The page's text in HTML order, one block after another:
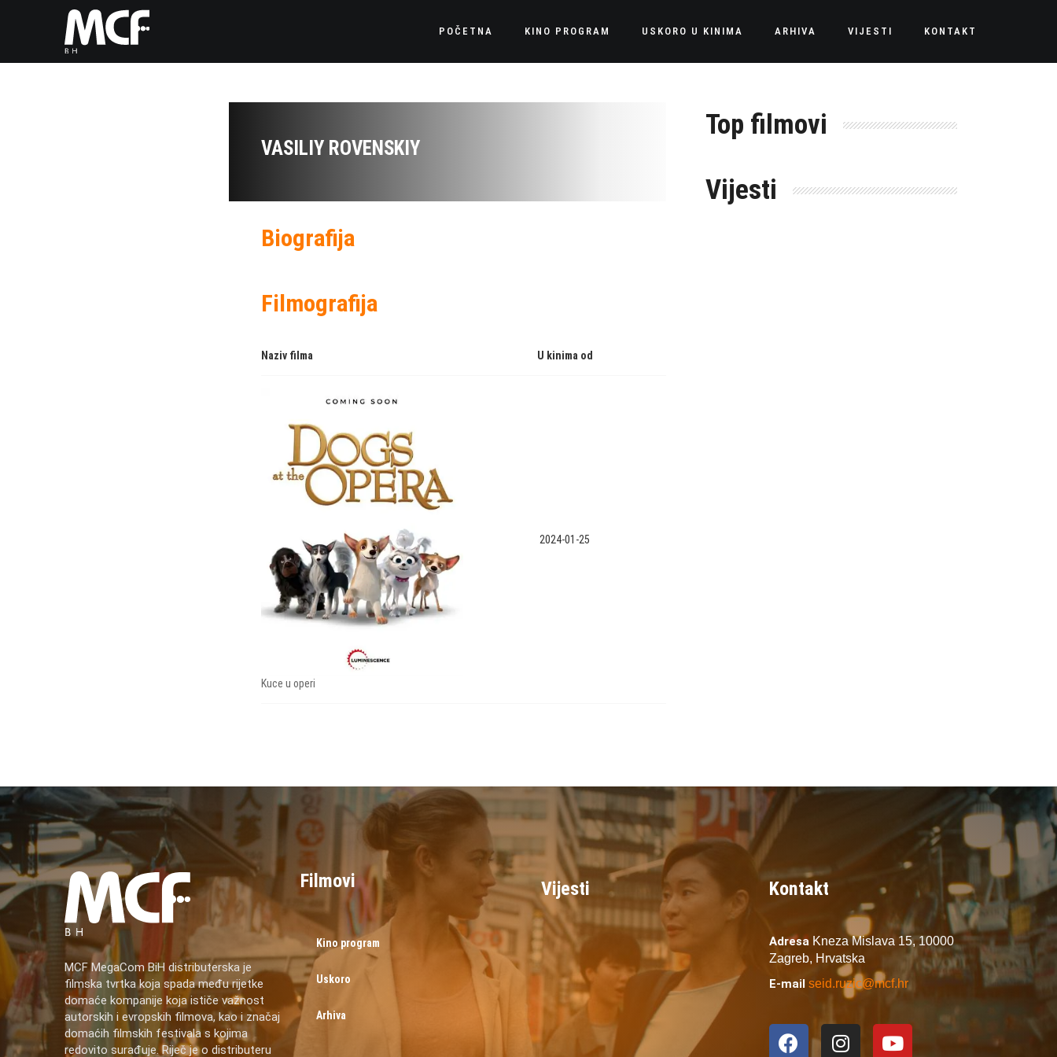
POČETNA KINO PROGRAM USKORO U KINIMA ARHIVA VIJESTI KONTAKT
VASILIY ROVENSKIY
Biografija
Filmografija
Naziv filma U kinima od
Kuce u operi
2024-01-25
Top filmovi
Vijesti
MCF MegaCom BiH distributerska je
filmska tvrtka koja spada među rijetke
domaće kompanije koja ističe važnost
autorskih i evropskih filmova, kao i značaj
domaćih filmskih festivala s kojima
redovito surađuje. Riječ je o distributeru
Filmovi
Kino program
Uskoro
Arhiva
Vijesti Kontakt
Adresa Kneza Mislava 15,10000
Zagreb, Hrvatska
E-mail seid.ruzic@mcf.hr